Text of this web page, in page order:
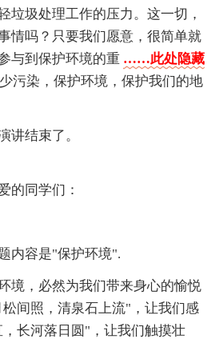
垃圾处理工作的压力。这一切，
情吗？只要我们愿意，很简单就
与到保护环境的重 ……此处隐藏
污染，保护环境，保护我们的地
讲结束了。
的同学们：
内容是"保护环境".
境，必然为我们带来身心的愉悦
间照，清泉石上流"，让我们感
长河落日圆"，让我们触摸壮